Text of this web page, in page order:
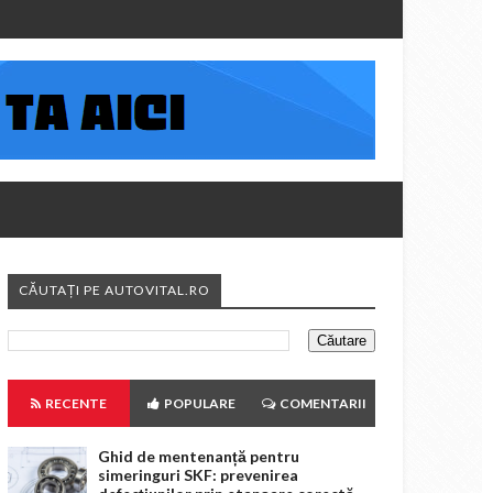
CĂUTAȚI PE AUTOVITAL.RO
RECENTE POPULARE COMENTARII
Ghid de mentenanță pentru
simeringuri SKF: prevenirea